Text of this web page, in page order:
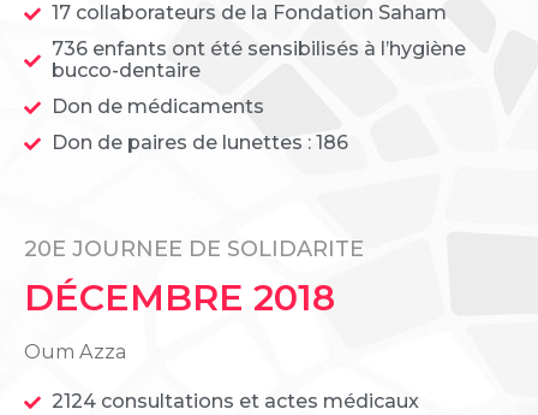
17 collaborateurs de la Fondation Saham
736 enfants ont été sensibilisés à l’hygiène
bucco-dentaire
Don de médicaments
Don de paires de lunettes : 186
20E JOURNEE DE SOLIDARITE
DÉCEMBRE 2018
Oum Azza
2124 consultations et actes médicaux